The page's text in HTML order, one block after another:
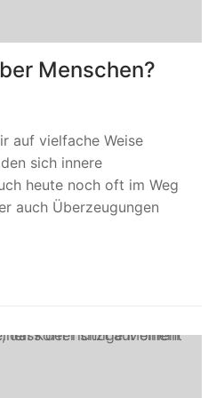
Menschen?
auf vielfache Weise
sich innere
heute noch oft im Weg
auch Überzeugungen